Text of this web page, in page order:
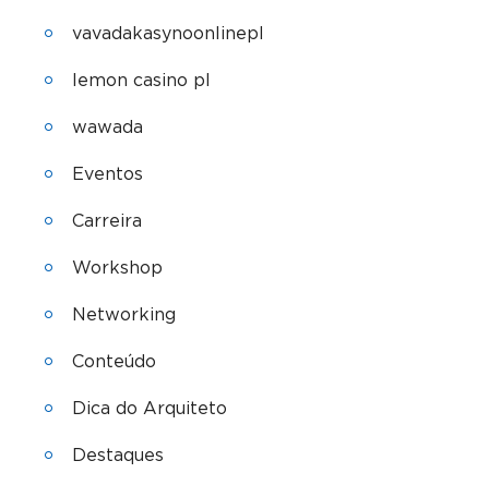
vavadakasynoonlinepl
lemon casino pl
wawada
Eventos
Carreira
Workshop
Networking
Conteúdo
Dica do Arquiteto
Destaques